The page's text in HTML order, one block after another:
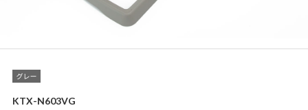
KTX-N603VG